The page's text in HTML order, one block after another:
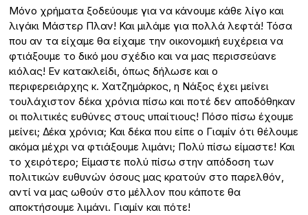
Μόνο χρήματα ξοδεύουμε για να κάνουμε κάθε λίγο και
λιγάκι Μάστερ Πλαν! Και μιλάμε για πολλά λεφτά! Τόσα
που αν τα είχαμε θα είχαμε την οικονομική ευχέρεια να
φτιάξουμε το δικό μου σχέδιο και να μας περισσεύανε
κιόλας! Εν κατακλείδι, όπως δήλωσε και ο
περιφερειάρχης κ. Χατζημάρκος, η Νάξος έχει μείνει
τουλάχιστον δέκα χρόνια πίσω και ποτέ δεν αποδόθηκαν
οι πολιτικές ευθύνες στους υπαίτιους! Πόσο πίσω έχουμε
μείνει; Δέκα χρόνια; Και δέκα που είπε ο Γιαμίν ότι θέλουμε
ακόμα μέχρι να φτιάξουμε λιμάνι; Πολύ πίσω είμαστε! Και
το χειρότερο; Είμαστε πολύ πίσω στην απόδοση των
πολιτικών ευθυνών όσους μας κρατούν στο παρελθόν,
αντί να μας ωθούν στο μέλλον που κάποτε θα
αποκτήσουμε λιμάνι. Γιαμίν και πότε!